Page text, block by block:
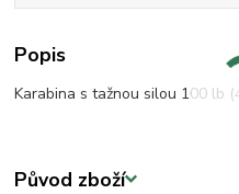
Popis
Karabina s tažnou silou 100 lb
Původ zboží